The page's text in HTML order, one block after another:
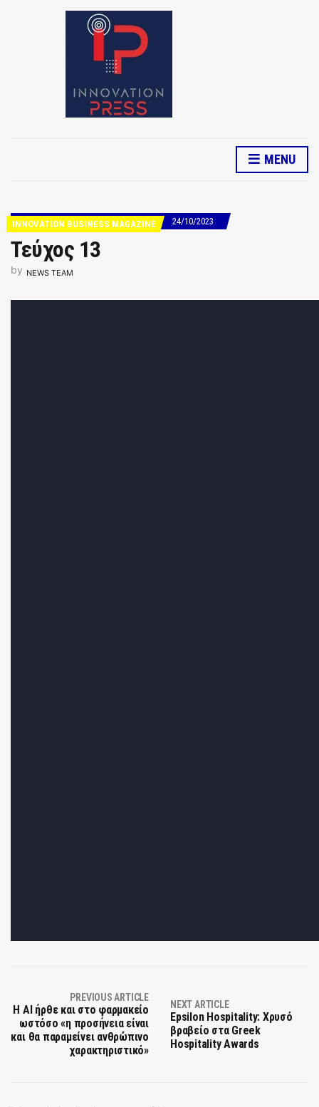
MENU
INNOVATION BUSINESS MAGAZINE 24/10/2023
Τεύχος 13
by NEWS TEAM
PREVIOUS ARTICLE
Η AI ήρθε και στο φαρμακείο
ωστόσο «η προσήνεια είναι
και θα παραμείνει ανθρώπινο
χαρακτηριστικό»
NEXT ARTICLE
Epsilon Hospitality: Χρυσό
βραβείο στα Greek
Hospitality Awards